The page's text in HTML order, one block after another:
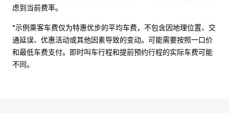
虑到当前费率。
*示例乘客车费仅为特惠优步的平均车费，不包含因地理位置、交
通延误、优惠活动或其他因素导致的变动。可能需要按照一口价
和最低车费支付。即时叫车行程和提前预约行程的实际车费可能
不同。